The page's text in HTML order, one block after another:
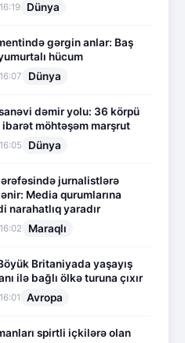
Dünya
gərgin anlar: Baş
hücum
Dünya
dəmir yolu: 36 körpü
möhtəşəm marşrut
Dünya
jurnalistlərə
Media qurumlarına
narahatlıq yaradır
Maraqlı
Britaniyada yaşayış
ilə bağlı ölkə turuna çıxır
Avropa
spirtli içkilərə olan